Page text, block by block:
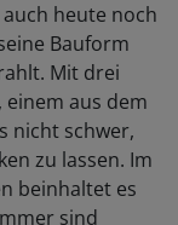
heute noch
Bauform
Mit drei
einem aus dem
nicht schwer,
zu lassen. Im
beinhaltet es
sind